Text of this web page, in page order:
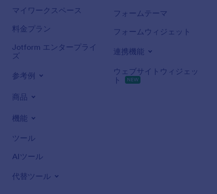
マイワークスペース
料金プラン
Jotform エンタープライ
ズ
参考例
商品
機能
ツール
AIツール
代替ツール
フォームテーマ
フォームウィジェット
連携機能
ウェブサイトウィジェッ
ト
NEW